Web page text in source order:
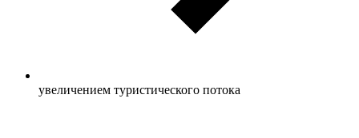
увеличением туристического потока